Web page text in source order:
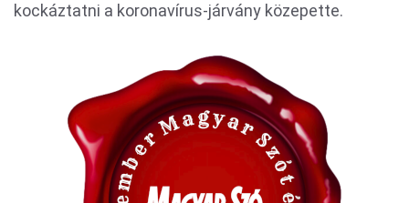
kockáztatni a koronavírus-járvány közepette.